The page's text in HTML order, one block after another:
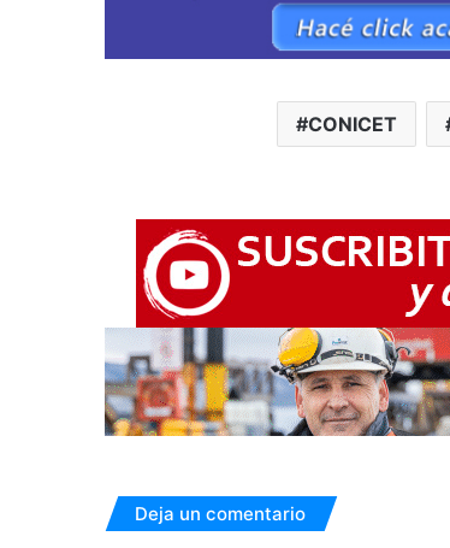
CONICET
Deja un comentario